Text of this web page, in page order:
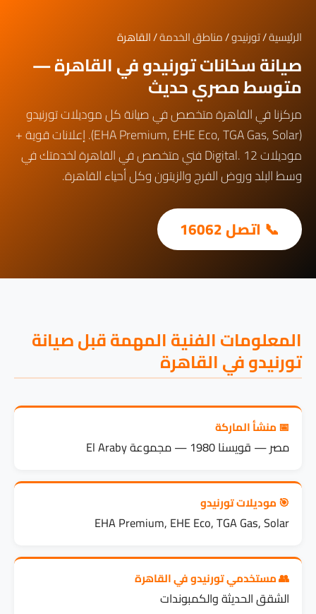
الرئيسية/تورنيدو/مناطق الخدمة/ القاهرة
صيانة سخانات تورنيدو في القاهرة —
متوسط مصري حديث
مركزنا في القاهرة متخصص في صيانة كل موديلات تورنيدو
(EHA Premium, EHE Eco, TGA Gas, Solar). إعلانات قوية +
موديلات Digital. 12 فني متخصص في القاهرة لخدمتك في
وسط البلد وروض الفرج والزيتون وكل أحياء القاهرة.
📞 اتصل 16062
المعلومات الفنية المهمة قبل صيانة
تورنيدو في القاهرة
📅 منشأ الماركة
مصر — قويسنا 1980 — مجموعة El Araby
🎯 موديلات تورنيدو
EHA Premium, EHE Eco, TGA Gas, Solar
👥 مستخدمي تورنيدو في القاهرة
الشقق الحديثة والكمبوندات